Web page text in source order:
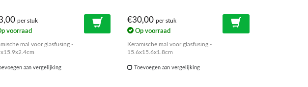
per stuk
voorraad
mal voor glasfusing -
aan vergelijking
€30,00per stuk
Op voorraad
Keramische mal voor glasfusing -
15.6x15.6x1.8cm
Toevoegen aan vergelijking